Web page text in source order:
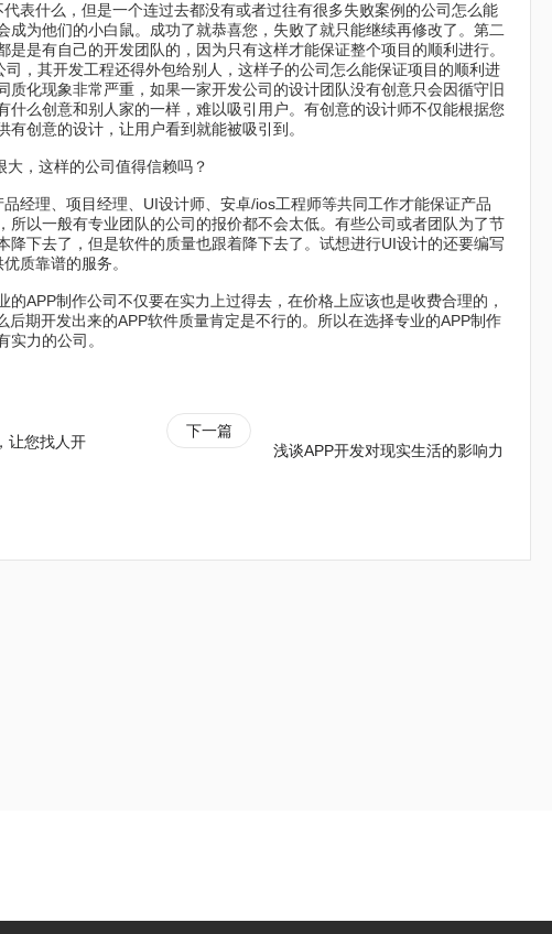
什么，但是一个连过去都没有或者过往有很多失败案例的公司怎么能
成为他们的小白鼠。成功了就恭喜您，失败了就只能继续再修改了。第二
是有自己的开发团队的，因为只有这样才能保证整个项目的顺利进行。
，其开发工程还得外包给别人，这样子的公司怎么能保证项目的顺利进
质化现象非常严重，如果一家开发公司的设计团队没有创意只会因循守旧
什么创意和别人家的一样，难以吸引用户。有创意的设计师不仅能根据您
创意的设计，让用户看到就能被吸引到。
，这样的公司值得信赖吗？
理、项目经理、UI设计师、安卓/ios工程师等共同工作才能保证产品
所以一般有专业团队的公司的报价都不会太低。有些公司或者团队为了节
降下去了，但是软件的质量也跟着降下去了。试想进行UI设计的还要编写
质靠谱的服务。
APP制作公司不仅要在实力上过得去，在价格上应该也是收费合理的，
后期开发出来的APP软件质量肯定是不行的。所以在选择专业的APP制作
实力的公司。
让您找人开
下一篇
浅谈APP开发对现实生活的影响力